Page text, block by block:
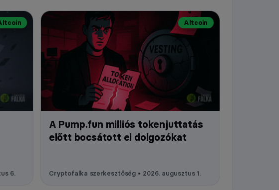
6.
Altcoin
A Pump.fun milliós tokenjuttatás
előtt bocsátott el dolgozókat
Cryptofalka szerkesztőség • 2026. augusztus 1.